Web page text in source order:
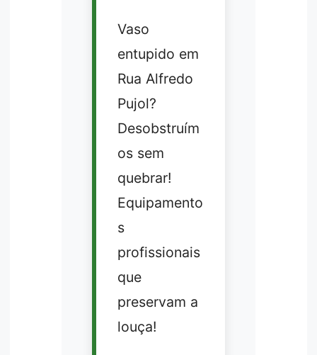
Vaso
entupido em
Rua Alfredo
Pujol?
Desobstruím
os sem
quebrar!
Equipamento
s
profissionais
que
preservam a
louça!